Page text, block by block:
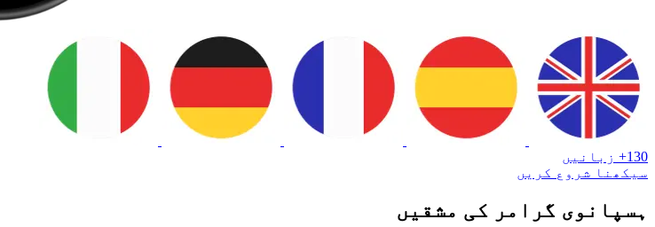
130+ زبانیں
سیکھنا شروع کریں
ہسپانوی گرامر کی مشقیں